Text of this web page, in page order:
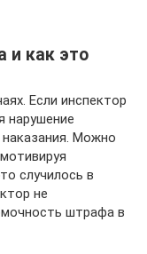
и как это
Если инспектор
нарушение
Можно
случилось в
не
штрафа в